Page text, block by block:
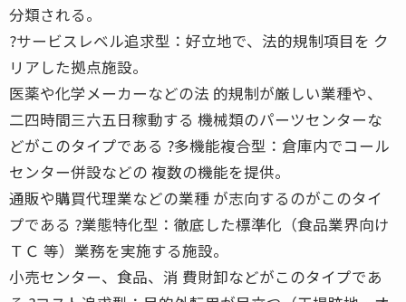
分類される。
?サービスレベル追求型：好立地で、法的規制項目を ク
リアした拠点施設。
医薬や化学メーカーなどの法 的規制が厳しい業種や、
二四時間三六五日稼動する 機械類のパーツセンターな
どがこのタイプである ?多機能複合型：倉庫内でコール
センター併設などの 複数の機能を提供。
通販や購買代理業などの業種 が志向するのがこのタイ
プである ?業態特化型：徹底した標準化（食品業界向け
ＴＣ 等）業務を実施する施設。
小売センター、食品、消 費財卸などがこのタイプであ